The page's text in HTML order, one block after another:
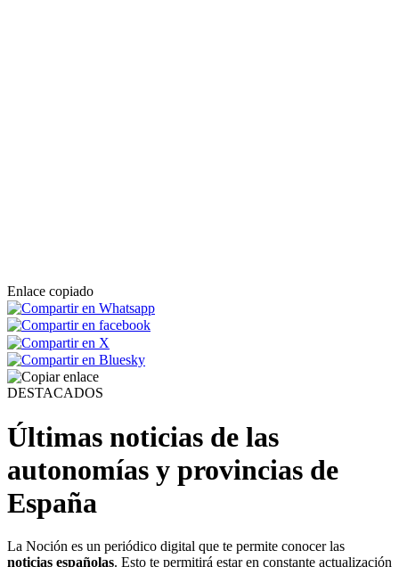
Enlace copiado
DESTACADOS
Últimas noticias de las
autonomías y provincias de
España
La Noción es un periódico digital que te permite conocer las
noticias españolas. Esto te permitirá estar en constante actualización